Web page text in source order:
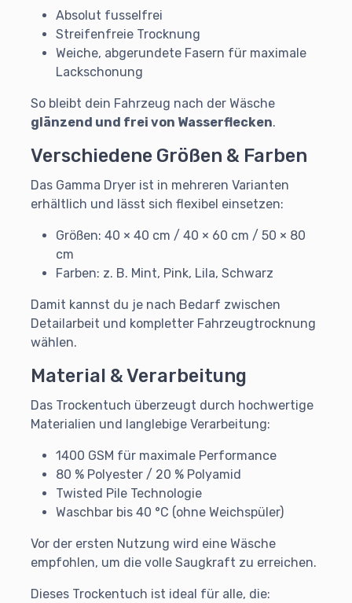
Absolut fusselfrei
Streifenfreie Trocknung
Weiche, abgerundete Fasern für maximale
Lackschonung
So bleibt dein Fahrzeug nach der Wäsche
glänzend und frei von Wasserflecken.
Verschiedene Größen & Farben
Das Gamma Dryer ist in mehreren Varianten
erhältlich und lässt sich flexibel einsetzen:
Größen: 40 × 40 cm / 40 × 60 cm / 50 × 80
cm
Farben: z. B. Mint, Pink, Lila, Schwarz
Damit kannst du je nach Bedarf zwischen
Detailarbeit und kompletter Fahrzeugtrocknung
wählen.
Material & Verarbeitung
Das Trockentuch überzeugt durch hochwertige
Materialien und langlebige Verarbeitung:
1400 GSM für maximale Performance
80 % Polyester / 20 % Polyamid
Twisted Pile Technologie
Waschbar bis 40 °C (ohne Weichspüler)
Vor der ersten Nutzung wird eine Wäsche
empfohlen, um die volle Saugkraft zu erreichen.
Dieses Trockentuch ist ideal für alle, die: